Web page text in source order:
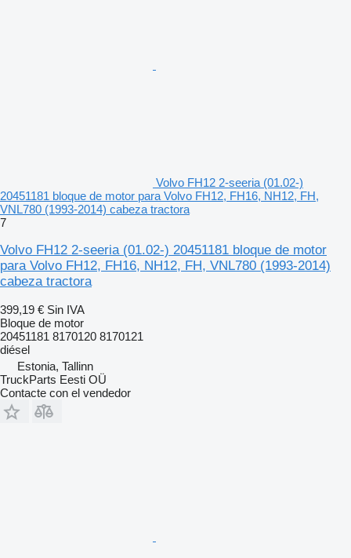
Volvo FH12 2-seeria (01.02-)
20451181 bloque de motor para Volvo FH12, FH16, NH12, FH,
VNL780 (1993-2014) cabeza tractora
7
Volvo FH12 2-seeria (01.02-) 20451181 bloque de motor
para Volvo FH12, FH16, NH12, FH, VNL780 (1993-2014)
cabeza tractora
399,19 € Sin IVA
Bloque de motor
20451181 8170120 8170121
diésel
Estonia, Tallinn
TruckParts Eesti OÜ
Contacte con el vendedor